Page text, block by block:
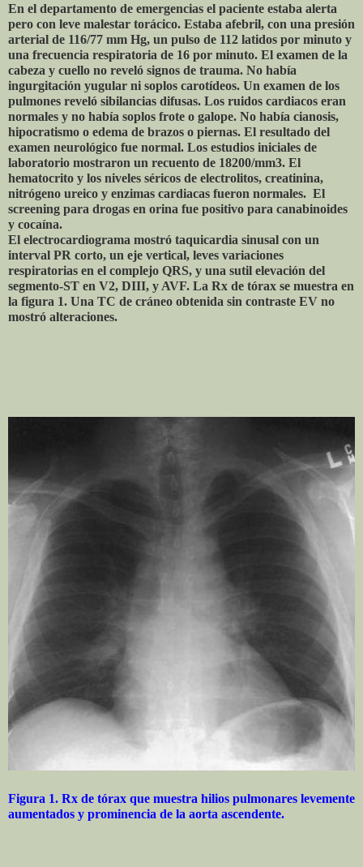
En el departamento de emergencias el paciente estaba alerta
pero con leve malestar torácico. Estaba afebril, con una presión
arterial de 116/77 mm Hg, un pulso de 112 latidos por minuto y
una frecuencia respiratoria de 16 por minuto. El examen de la
cabeza y cuello no reveló signos de trauma. No había
ingurgitación yugular ni soplos carotídeos. Un examen de los
pulmones reveló sibilancias difusas. Los ruidos cardiacos eran
normales y no había soplos frote o galope. No había cianosis,
hipocratismo o edema de brazos o piernas. El resultado del
examen neurológico fue normal. Los estudios iniciales de
laboratorio mostraron un recuento de 18200/mm3. El
hematocrito y los niveles séricos de electrolitos, creatinina,
nitrógeno ureico y enzimas cardiacas fueron normales. El
screening para drogas en orina fue positivo para canabinoides
y cocaína.
El electrocardiograma mostró taquicardia sinusal con un
interval PR corto, un eje vertical, leves variaciones
respiratorias en el complejo QRS, y una sutil elevación del
segmento-ST en V2, DIII, y AVF. La Rx de tórax se muestra en
la figura 1. Una TC de cráneo obtenida sin contraste EV no
mostró alteraciones.
Figura 1. Rx de tórax que muestra hilios pulmonares levemente
aumentados y prominencia de la aorta ascendente.